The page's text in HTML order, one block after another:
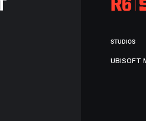
STUDIOS
UBISOFT